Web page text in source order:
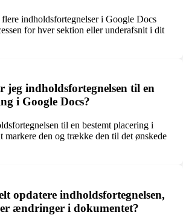
indholdsfortegnelser i Google Docs
for hver sektion eller underafsnit i dit
jeg indholdsfortegnelsen til en
i Google Docs?
til en bestemt placering i
markere den og trække den til det ønskede
opdatere indholdsfortegnelsen,
ændringer i dokumentet?